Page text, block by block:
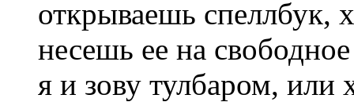
открываешь спеллбук,
несешь ее на
я и зову тулбаром, или